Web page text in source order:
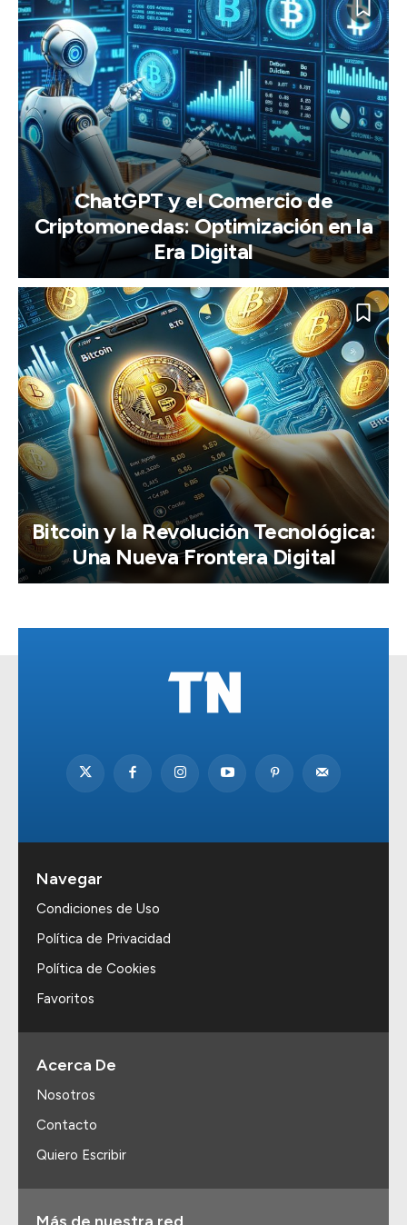
ChatGPT y el Comercio de
Criptomonedas: Optimización en la
Era Digital
Bitcoin y la Revolución Tecnológica:
Una Nueva Frontera Digital
Navegar
Condiciones de Uso
Política de Privacidad
Política de Cookies
Favoritos
Acerca De
Nosotros
Contacto
Quiero Escribir